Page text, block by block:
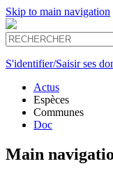
Skip to main navigation
S'identifier/Saisir ses
Actus
Espèces
Communes
Doc
Main